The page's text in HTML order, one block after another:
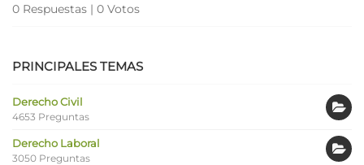
0 Respuestas | 0 Votos
PRINCIPALES TEMAS
Derecho Civil
4653 Preguntas
Derecho Laboral
3050 Preguntas